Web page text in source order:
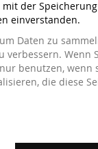
der
einverstanden.
Daten zu
verbessern. Wenn
benutzen, wenn
die diese